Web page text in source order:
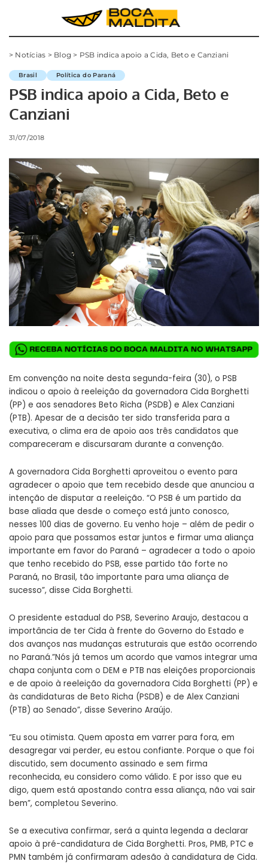
> Notícias > Blog > PSB indica apoio a Cida, Beto e Canziani
Brasil Política do Paraná
PSB indica apoio a Cida, Beto e
Canziani
31/07/2018
Em convenção na noite desta segunda-feira (30), o PSB
indicou o apoio à reeleição da governadora Cida Borghetti
(PP) e aos senadores Beto Richa (PSDB) e Alex Canziani
(PTB). Apesar de a decisão ter sido transferida para a
executiva, o clima era de apoio aos três candidatos que
compareceram e discursaram durante a convenção.
A governadora Cida Borghetti aproveitou o evento para
agradecer o apoio que tem recebido desde que anunciou a
intenção de disputar a reeleição. “O PSB é um partido da
base aliada que desde o começo está junto conosco,
nesses 100 dias de governo. Eu venho hoje – além de pedir o
apoio para que possamos estar juntos e firmar uma aliança
importante em favor do Paraná – agradecer a todo o apoio
que tenho recebido do PSB, esse partido tão forte no
Paraná, no Brasil, tão importante para uma aliança de
sucesso”, disse Cida Borghetti.
O presidente estadual do PSB, Severino Araujo, destacou a
importância de ter Cida à frente do Governo do Estado e
dos avanços nas mudanças estruturais que estão ocorrendo
no Paraná.”Nós já temos um acordo que vamos integrar uma
chapa conjunta com o DEM e PTB nas eleições proporcionais
e de apoio à reeleição da governadora Cida Borghetti (PP) e
às candidaturas de Beto Richa (PSDB) e de Alex Canziani
(PTB) ao Senado”, disse Severino Araújo.
“Eu sou otimista. Quem aposta em varrer para fora, em
desagregar vai perder, eu estou confiante. Porque o que foi
discutido, sem documento assinado e sem firma
reconhecida, eu considero como válido. E por isso que eu
digo, quem está apostando contra essa aliança, não vai sair
bem”, completou Severino.
Se a executiva confirmar, será a quinta legenda a declarar
apoio à pré-candidatura de Cida Borghetti. Pros, PMB, PTC e
PMN também já confirmaram adesão à candidatura de Cida.